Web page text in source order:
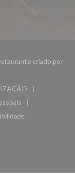
criado por
nova janela))
numa nova janela))
nova janela))